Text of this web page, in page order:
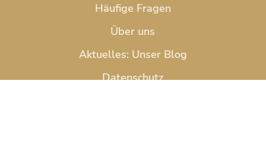
Häufige Fragen
Über uns
Aktuelles: Unser Blog
Datenschutz